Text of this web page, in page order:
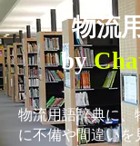
物流
by
物流用語辞典に、
に不備や間違い